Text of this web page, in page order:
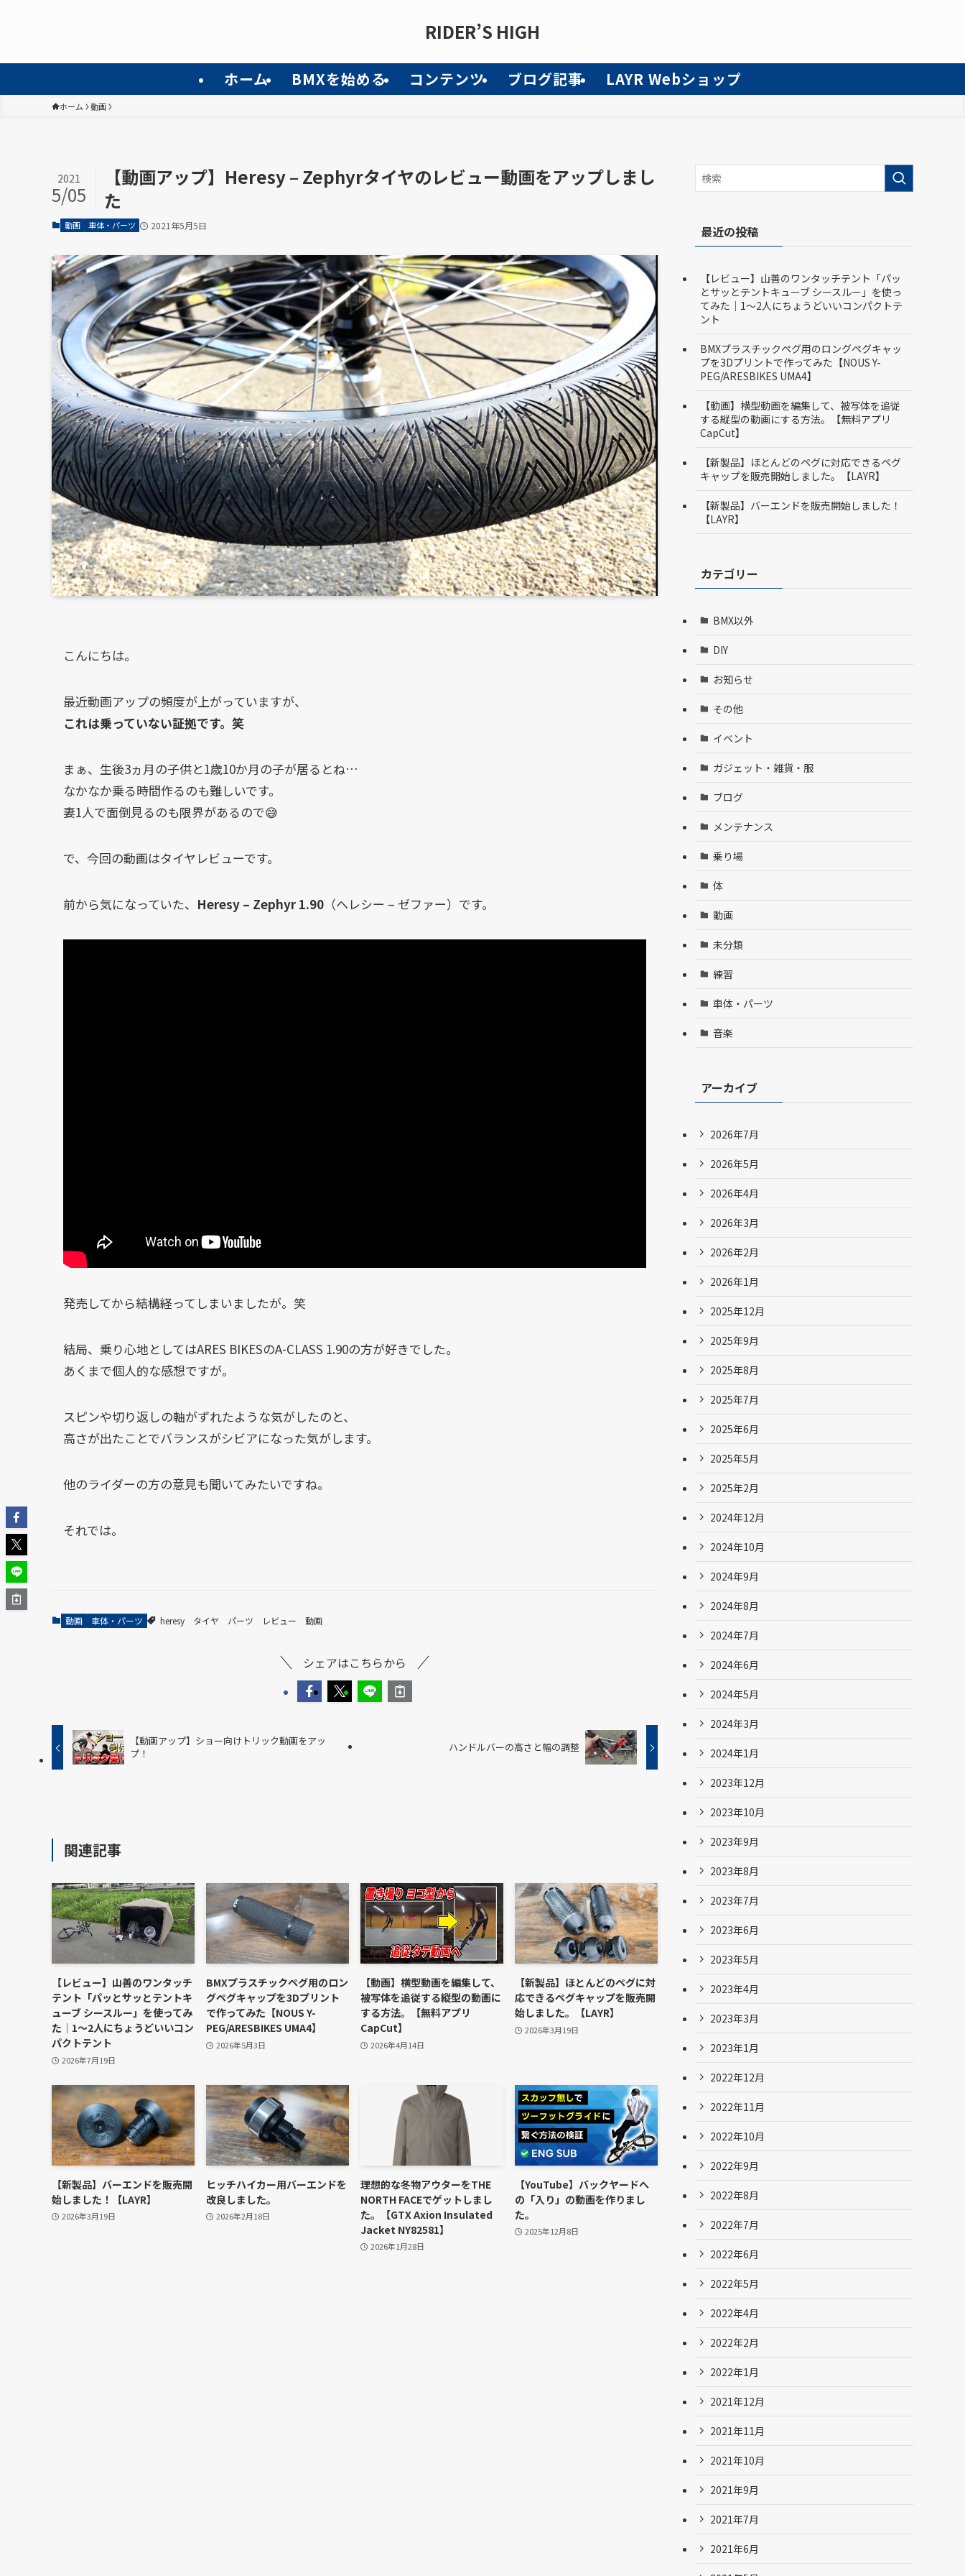
RIDER’S HIGH
ホーム BMXを始める コンテンツ ブログ記事 LAYR Webショップ
ホーム 動画
【動画アップ】Heresy – Zephyrタイヤのレビュー動画をアップしまし
た
2021
5/05
動画 車体・パーツ 2021年5月5日
こんにちは。
最近動画アップの頻度が上がっていますが、
これは乗っていない証拠です。笑
まぁ、生後3ヵ月の子供と1歳10か月の子が居るとね…
なかなか乗る時間作るのも難しいです。
妻1人で面倒見るのも限界があるので😅
で、今回の動画はタイヤレビューです。
前から気になっていた、 Heresy – Zephyr 1.90 （ヘレシー – ゼファー）です。
発売してから結構経ってしまいましたが。笑
結局、乗り心地としてはARES BIKESのA-CLASS 1.90の方が好きでした。
あくまで個人的な感想ですが。
スピンや切り返しの軸がずれたような気がしたのと、
高さが出たことでバランスがシビアになった気がします。
他のライダーの方の意見も聞いてみたいですね。
それでは。
動画 車体・パーツ heresy タイヤ パーツ レビュー 動画
シェアはこちらから
【動画アップ】ショー向けトリック動画をアッ
プ！
ハンドルバーの高さと幅の調整
関連記事
【レビュー】山善のワンタッチ
テント「パッとサッとテントキ
ューブ シースルー」を使ってみ
た｜1〜2人にちょうどいいコン
パクトテント
2026年7月19日
BMXプラスチックペグ用のロン
グペグキャップを3Dプリント
で作ってみた【NOUS Y-
PEG/ARESBIKES UMA4】
2026年5月3日
【動画】横型動画を編集して、
被写体を追従する縦型の動画に
する方法。【無料アプリ
CapCut】
2026年4月14日
【新製品】ほとんどのペグに対
応できるペグキャップを販売開
始しました。【LAYR】
2026年3月19日
【新製品】バーエンドを販売開
始しました！【LAYR】
2026年3月19日
ヒッチハイカー用バーエンドを
改良しました。
2026年2月18日
理想的な冬物アウターをTHE
NORTH FACEでゲットしまし
た。【GTX Axion Insulated
Jacket NY82581】
2026年1月28日
【YouTube】バックヤードへ
の「入り」の動画を作りまし
た。
2025年12月8日
最近の投稿
【レビュー】山善のワンタッチテント「パッ
とサッとテントキューブ シースルー」を使っ
てみた｜1〜2人にちょうどいいコンパクトテ
ント
BMXプラスチックペグ用のロングペグキャッ
プを3Dプリントで作ってみた【NOUS Y-
PEG/ARESBIKES UMA4】
【動画】横型動画を編集して、被写体を追従
する縦型の動画にする方法。【無料アプリ
CapCut】
【新製品】ほとんどのペグに対応できるペグ
キャップを販売開始しました。【LAYR】
【新製品】バーエンドを販売開始しました！
【LAYR】
カテゴリー
BMX以外
DIY
お知らせ
その他
イベント
ガジェット・雑貨・服
ブログ
メンテナンス
乗り場
体
動画
未分類
練習
車体・パーツ
音楽
アーカイブ
2026年7月
2026年5月
2026年4月
2026年3月
2026年2月
2026年1月
2025年12月
2025年9月
2025年8月
2025年7月
2025年6月
2025年5月
2025年2月
2024年12月
2024年10月
2024年9月
2024年8月
2024年7月
2024年6月
2024年5月
2024年3月
2024年1月
2023年12月
2023年10月
2023年9月
2023年8月
2023年7月
2023年6月
2023年5月
2023年4月
2023年3月
2023年1月
2022年12月
2022年11月
2022年10月
2022年9月
2022年8月
2022年7月
2022年6月
2022年5月
2022年4月
2022年2月
2022年1月
2021年12月
2021年11月
2021年10月
2021年9月
2021年7月
2021年6月